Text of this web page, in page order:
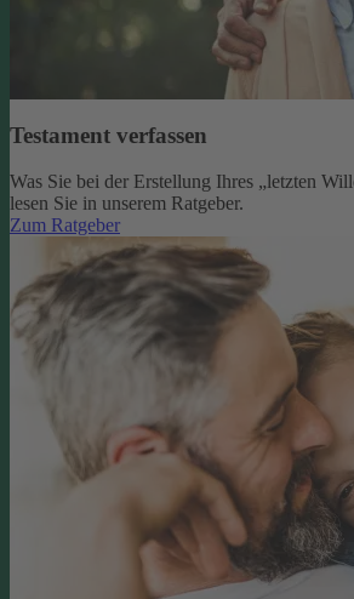
Testament verfassen
Was Sie bei der Erstellung Ihres „letzten
lesen Sie in unserem Ratgeber.
Zum Ratgeber